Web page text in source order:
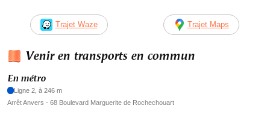
Trajet Waze Trajet Maps
Venir en transports en commun
En métro
Ligne 2, à 246 m
Arrêt Anvers - 68 Boulevard Marguerite de Rochechouart